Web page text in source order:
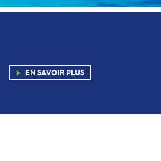
EN SAVOIR PLUS